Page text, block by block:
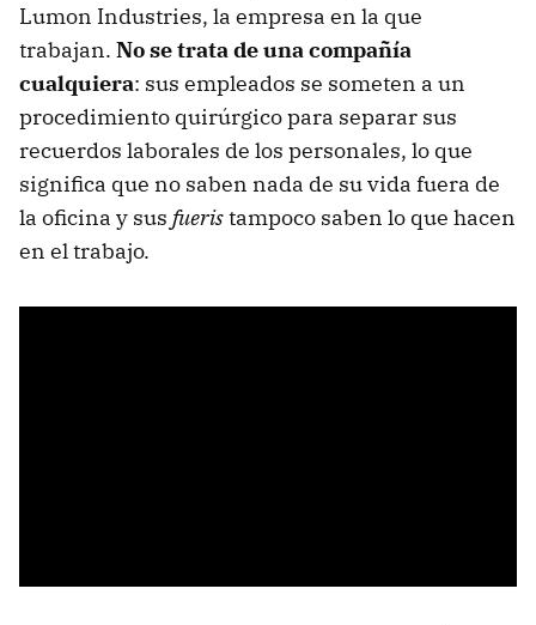
Lumon Industries, la empresa en la que
trabajan. No se trata de una compañía
cualquiera: sus empleados se someten a un
procedimiento quirúrgico para separar sus
recuerdos laborales de los personales, lo que
significa que no saben nada de su vida fuera de
la oficina y sus fueristampoco saben lo que hacen
en el trabajo.